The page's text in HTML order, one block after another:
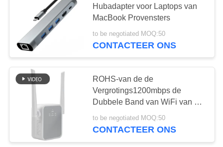
PRIVACY
POLICY
5G WiFi-Router
Hubadapter voor Laptops van
MacBook Provensters
to be negotiated MOQ:50
CONTACTEER ONS
ROHS-van de de
Vergrotings1200mbps de
Dubbele Band van WiFi van de
Muurstop Repeater van Wifi
to be negotiated MOQ:50
CONTACTEER ONS